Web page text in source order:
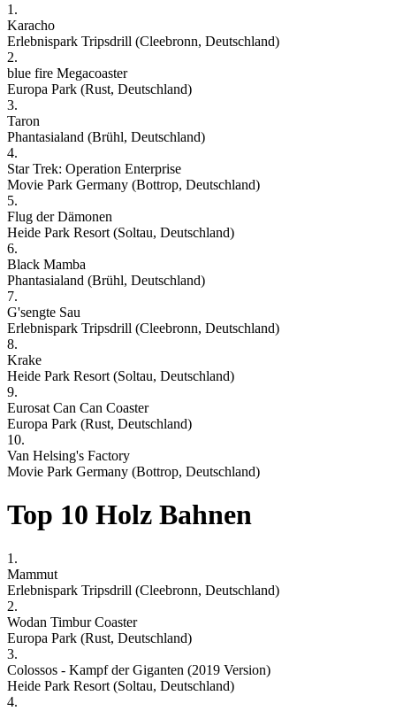
1.
Karacho
Erlebnispark Tripsdrill (Cleebronn, Deutschland)
2.
blue fire Megacoaster
Europa Park (Rust, Deutschland)
3.
Taron
Phantasialand (Brühl, Deutschland)
4.
Star Trek: Operation Enterprise
Movie Park Germany (Bottrop, Deutschland)
5.
Flug der Dämonen
Heide Park Resort (Soltau, Deutschland)
6.
Black Mamba
Phantasialand (Brühl, Deutschland)
7.
G'sengte Sau
Erlebnispark Tripsdrill (Cleebronn, Deutschland)
8.
Krake
Heide Park Resort (Soltau, Deutschland)
9.
Eurosat Can Can Coaster
Europa Park (Rust, Deutschland)
10.
Van Helsing's Factory
Movie Park Germany (Bottrop, Deutschland)
Top 10 Holz Bahnen
1.
Mammut
Erlebnispark Tripsdrill (Cleebronn, Deutschland)
2.
Wodan Timbur Coaster
Europa Park (Rust, Deutschland)
3.
Colossos - Kampf der Giganten (2019 Version)
Heide Park Resort (Soltau, Deutschland)
4.